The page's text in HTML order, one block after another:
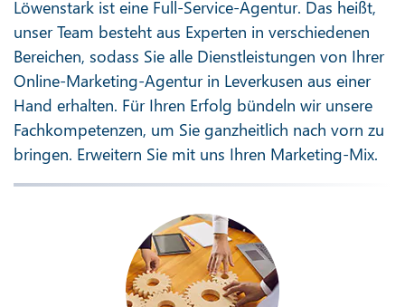
Löwenstark ist eine Full-Service-Agentur. Das heißt,
unser Team besteht aus Experten in verschiedenen
Bereichen, sodass Sie alle Dienstleistungen von Ihrer
Online-Marketing-Agentur in Leverkusen aus einer
Hand erhalten. Für Ihren Erfolg bündeln wir unsere
Fachkompetenzen, um Sie ganzheitlich nach vorn zu
bringen. Erweitern Sie mit uns Ihren Marketing-Mix.